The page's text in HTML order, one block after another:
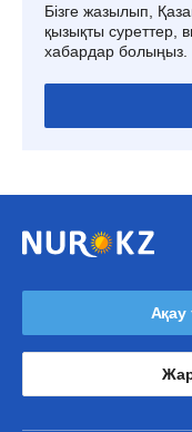
Бізге жазылып,
қызықты суреттер,
хабардар болыңыз.
Ақау